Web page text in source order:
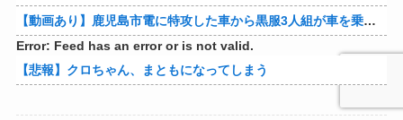
【動画あり】鹿児島市電に特攻した車から黒服3人組が車を乗り捨てて逃走
Error: Feed has an error or is not valid.
【悲報】クロちゃん、まともになってしまう